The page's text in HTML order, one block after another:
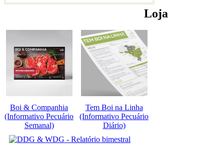
Loja
Boi & Companhia
(Informativo Pecuário
Semanal)
Tem Boi na Linha
(Informativo Pecuário
Diário)